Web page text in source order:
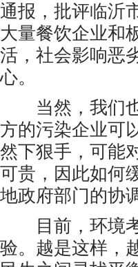
通报，批评临沂
大量餐饮企业和
活，社会影响恶
心。
当然，我们也
方的污染企业可
然下狠手，可能
可贵，因此如何
地政府部门的协
目前，环境考
验。越是这样，